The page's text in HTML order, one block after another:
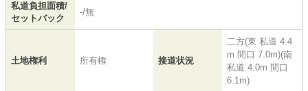
私道負担面積/
セットバック
-/無
土地権利 所有権 接道状況
二方(東 私道 4.4
m 間口 7.0m)(南
私道 4.0m 間口
6.1m)